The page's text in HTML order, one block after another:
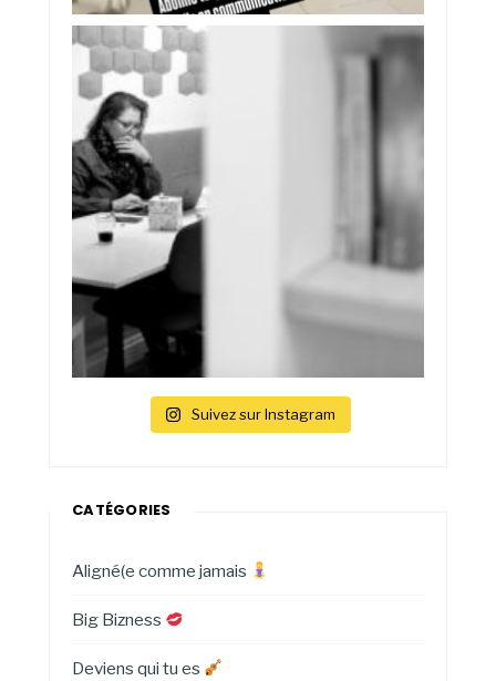
Suivez sur Instagram
CATÉGORIES
Aligné(e comme jamais
Big Bizness
Deviens qui tu es